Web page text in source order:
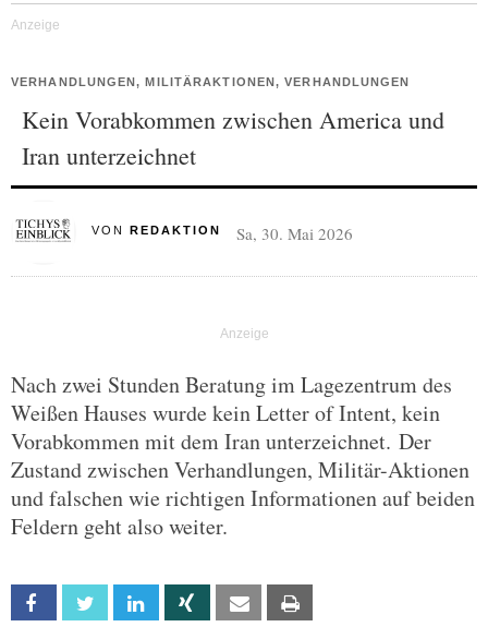
VERHANDLUNGEN, MILITÄRAKTIONEN, VERHANDLUNGEN
Kein Vorabkommen zwischen America und
Iran unterzeichnet
VON REDAKTION Sa, 30. Mai 2026
Nach zwei Stunden Beratung im Lagezentrum des
Weißen Hauses wurde kein Letter of Intent, kein
Vorabkommen mit dem Iran unterzeichnet. Der
Zustand zwischen Verhandlungen, Militär-Aktionen
und falschen wie richtigen Informationen auf beiden
Feldern geht also weiter.
Facebook Twitter Linkedin Xing Email